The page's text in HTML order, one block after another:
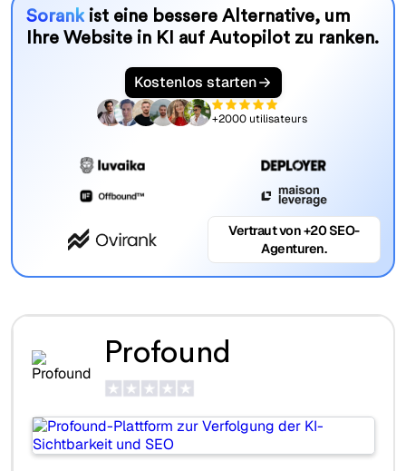
Sorankist eine bessere Alternative, um
Ihre Website in KI auf Autopilot zu ranken.
Kostenlos starten
+2000 utilisateurs
Vertraut von +20 SEO-
Agenturen.
Profound